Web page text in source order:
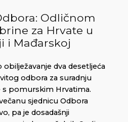
Odličnom
za Hrvate u
i Mađarskoj
obilježavanje dva desetljeća
odbora za suradnju
pomurskim Hrvatima.
sjednicu Odbora
pa je dosadašnji